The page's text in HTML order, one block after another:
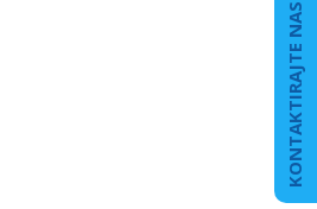
KONTAKTIRAJTE NAS